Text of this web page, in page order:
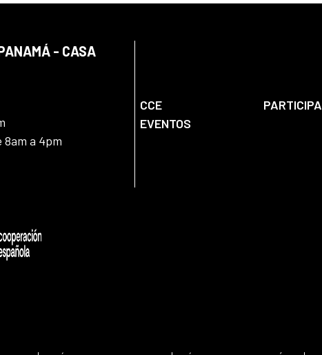
- CASA
a 4pm
CCE PARTICIPA
EVENTOS